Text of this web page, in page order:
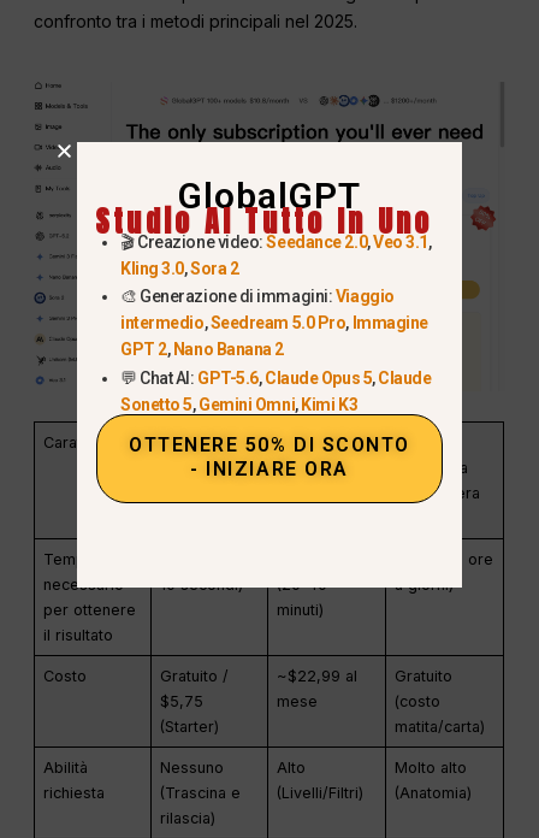
confronto tra i metodi principali nel 2025.
Caratteristica
GlobalGPT
(Strumento
Adobe
Photoshop
Disegno
manuale a
mano libera
Tempo
necessario
per ottenere
il risultato
10 secondi)
(20-40
minuti)
Lento (da ore
a giorni)
Costo
Gratuito /
$5,75
(Starter)
~$22,99 al
mese
Gratuito
(costo
matita/carta)
Abilità
richiesta
Nessuno
(Trascina e
rilascia)
Alto
(Livelli/Filtri)
Molto alto
(Anatomia)
GlobalGPT
Studio AI Tutto In Uno
🎬 Creazione video:Seedance 2.0,Veo 3.1,
Kling 3.0,Sora 2
🎨 Generazione di immagini:Viaggio
intermedio,Seedream 5.0 Pro, Immagine
GPT 2, Nano Banana 2
💬 Chat AI: GPT-5.6,Claude Opus 5,Claude
Sonetto 5,Gemini Omni, Kimi K3
OTTENERE 50% DI SCONTO
- INIZIARE ORA